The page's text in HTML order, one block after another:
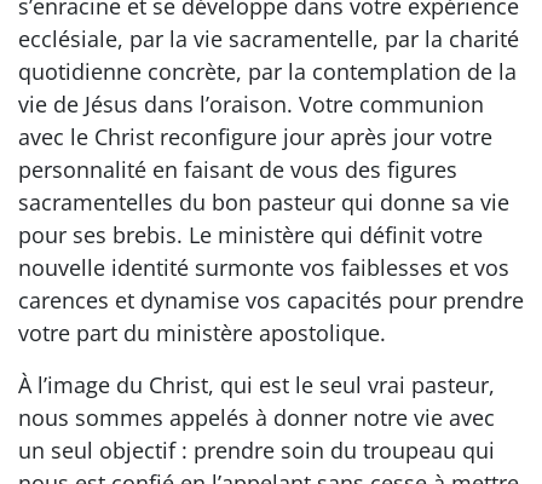
s’enracine et se développe dans votre expérience
ecclésiale, par la vie sacramentelle, par la charité
quotidienne concrète, par la contemplation de la
vie de Jésus dans l’oraison. Votre communion
avec le Christ reconfigure jour après jour votre
personnalité en faisant de vous des figures
sacramentelles du bon pasteur qui donne sa vie
pour ses brebis. Le ministère qui définit votre
nouvelle identité surmonte vos faiblesses et vos
carences et dynamise vos capacités pour prendre
votre part du ministère apostolique.
À l’image du Christ, qui est le seul vrai pasteur,
nous sommes appelés à donner notre vie avec
un seul objectif : prendre soin du troupeau qui